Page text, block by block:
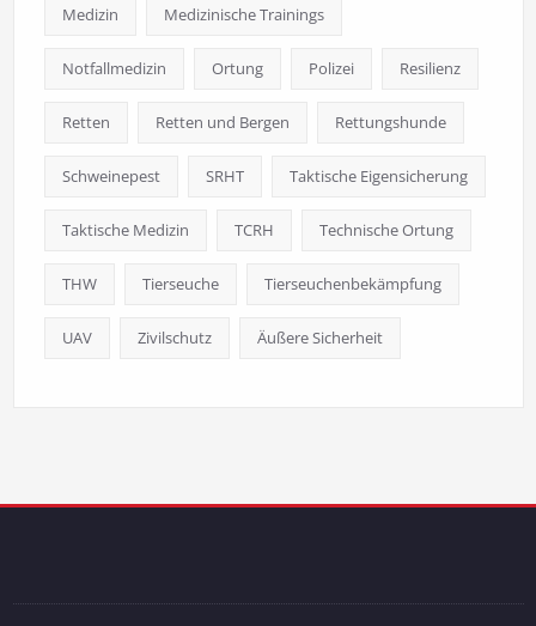
Medizin Medizinische Trainings
Notfallmedizin Ortung Polizei Resilienz
Retten Retten und Bergen Rettungshunde
Schweinepest SRHT Taktische Eigensicherung
Taktische Medizin TCRH Technische Ortung
THW Tierseuche Tierseuchenbekämpfung
UAV Zivilschutz Äußere Sicherheit